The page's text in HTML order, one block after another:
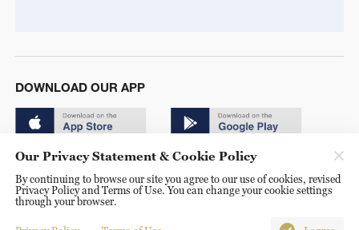
DOWNLOAD OUR APP
© China Radio International.CRI. All Rights Reserved. 16A
Shijingshan Road, Beijing, China. 100040
Our Privacy Statement & Cookie Policy
By continuing to browse our site you agree to our use of cookies, revised
Privacy Policy and Terms of Use. You can change your cookie settings
through your browser.